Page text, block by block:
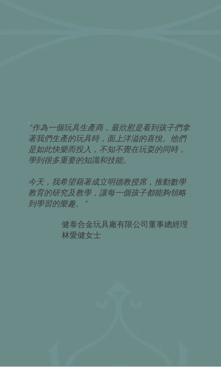
"作為一個玩具生產商，最欣慰是看到孩子們拿
著我們生產的玩具時，面上洋溢的喜悅。他們
是如此快樂而投入，不知不覺在玩耍的同時，
學到很多重要的知識和技能。
今天，我希望藉著成立明德教授席，推動數學
教育的研究及教學，讓每一個孩子都能夠領略
到學習的樂趣。"
健泰合金玩具廠有限公司董事總經理
林愛健女士